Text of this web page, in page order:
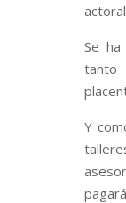
Se
tanto
Y